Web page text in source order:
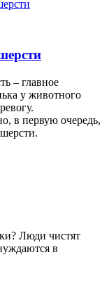
– главное
у животного
в первую очередь,
Люди чистят
в